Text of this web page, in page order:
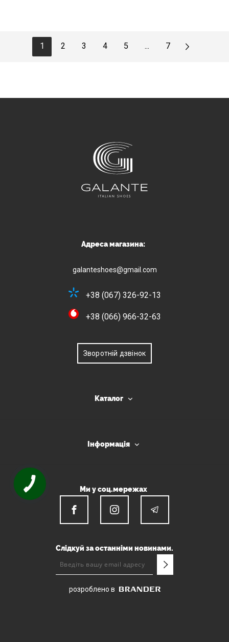
1 2 3 4 5 ... 7
Адреса магазина:
galanteshoes@gmail.com
+38 (067) 326-92-13
+38 (066) 966-32-63
Зворотній дзвінок
Каталог
Інформація
Ми у соц.мережах
Слідкуй за останніми новинами.
розроблено в